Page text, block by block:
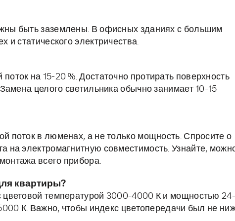
быть заземлены. В офисных зданиях с большим
и статического электричества.
на 15-20 %. Достаточно протирать поверхность
целого светильника обычно занимает 10-15
поток в люменах, а не только мощность. Спросите о
на электромагнитную совместимость. Узнайте,
всего прибора.
квартиры?
цветовой температурой 3000-4000 К и мощностью 24-
К. Важно, чтобы индекс цветопередачи был не